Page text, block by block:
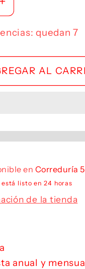
Aumentar
cantidad
para
2026
Adela
XD
quedan 7
AL
en Correduría 5
listo en 24 horas
de la tienda
anual y